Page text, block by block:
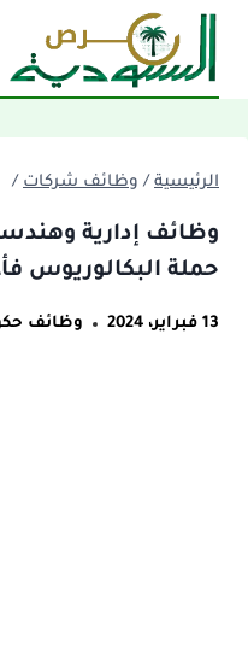
التجاوز
المحتوى
الرئيسية / وظائف شركات /
وظائف إدارية
حملة البكالوريوس
13 فبراير، 2024 وظائف